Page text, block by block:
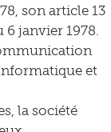
son article 13
janvier 1978.
et
la société